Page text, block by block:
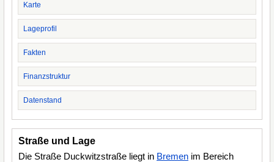
Karte
Lageprofil
Fakten
Finanzstruktur
Datenstand
Straße und Lage
Die Straße Duckwitzstraße liegt in Bremen im Bereich